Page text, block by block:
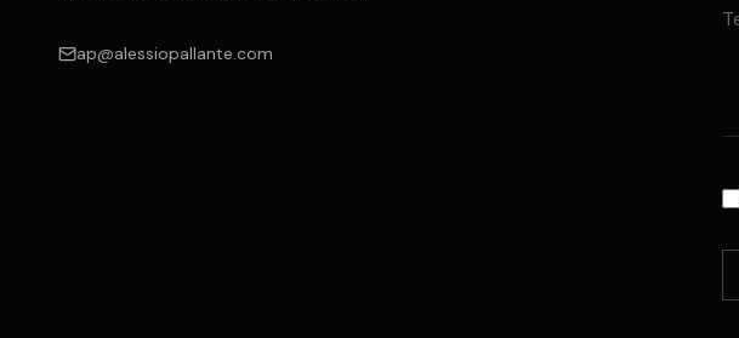
ap@alessiopallante.com